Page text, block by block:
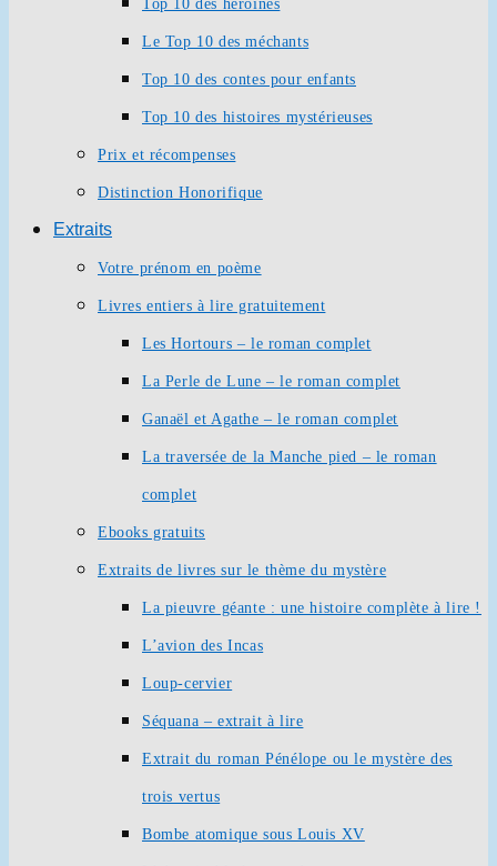
Top 10 des héroïnes
Le Top 10 des méchants
Top 10 des contes pour enfants
Top 10 des histoires mystérieuses
Prix et récompenses
Distinction Honorifique
Extraits
Votre prénom en poème
Livres entiers à lire gratuitement
Les Hortours – le roman complet
La Perle de Lune – le roman complet
Ganaël et Agathe – le roman complet
La traversée de la Manche pied – le roman
complet
Ebooks gratuits
Extraits de livres sur le thème du mystère
La pieuvre géante : une histoire complète à lire !
L’avion des Incas
Loup-cervier
Séquana – extrait à lire
Extrait du roman Pénélope ou le mystère des
trois vertus
Bombe atomique sous Louis XV